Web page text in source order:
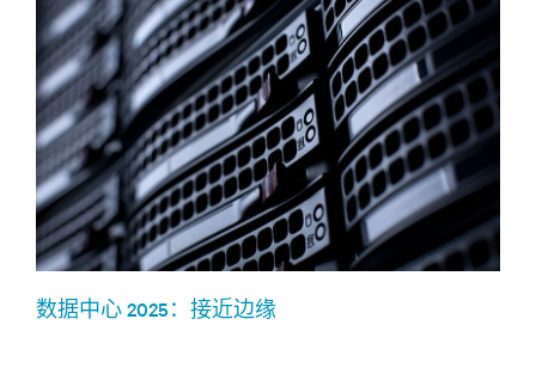
数据中心 2025：接近边缘